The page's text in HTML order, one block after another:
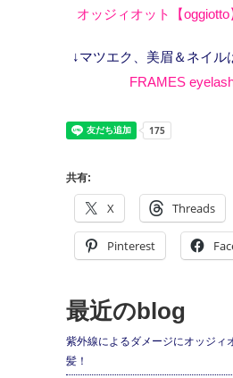
オッジィオット【
↓マツエク、美眉＆ネイル
FRAMES
共有:
X Threads
Pinterest
最近のblog
紫外線によるダメージにオッジィ
髪！